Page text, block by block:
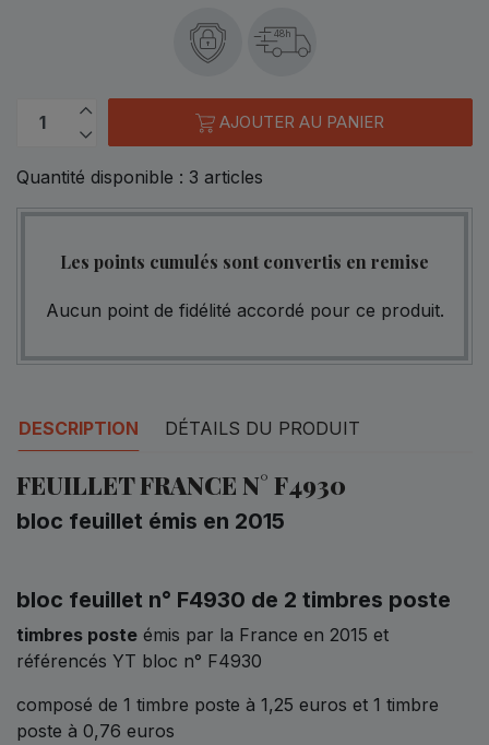
48h
AJOUTER AU PANIER
Quantité disponible : 3 articles
Les points cumulés sont convertis en remise
Aucun point de fidélité accordé pour ce produit.
DESCRIPTION DÉTAILS DU PRODUIT
FEUILLET FRANCE N° F4930
bloc feuillet émis en 2015
bloc feuillet n° F4930 de 2 timbres poste
timbres poste émis par la France en 2015 et
référencés YT bloc n° F4930
composé de 1 timbre poste à 1,25 euros et 1 timbre
poste à 0,76 euros